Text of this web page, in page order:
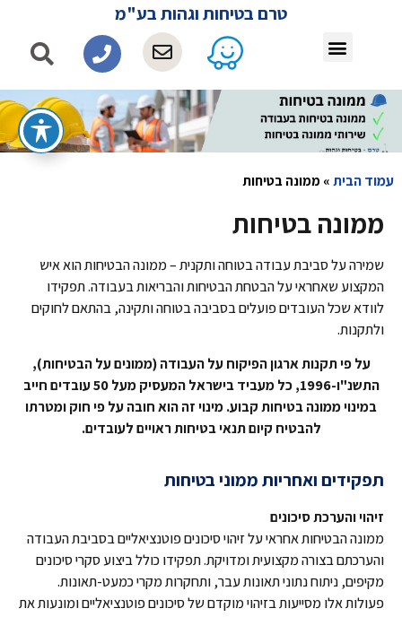
טרם בטיחות וגהות בע"מ
עמוד הבית» ממונה בטיחות
ממונה בטיחות
שמירה על סביבת עבודה בטוחה ותקנית – ממונה הבטיחות הוא איש
המקצוע שאחראי על הבטחת הבטיחות והבריאות בעבודה. תפקידו
לוודא שכל העובדים פועלים בסביבה בטוחה ותקינה, בהתאם לחוקים
ולתקנות.
על פי תקנות ארגון הפיקוח על העבודה (ממונים על הבטיחות),
התשנ"ו-1996, כל מעביד בישראל המעסיק מעל 50 עובדים חייב
במינוי ממונה בטיחות קבוע. מינוי זה הוא חובה על פי חוק ומטרתו
להבטיח קיום תנאי בטיחות ראויים לעובדים.
תפקידים ואחריות ממוני בטיחות
זיהוי והערכת סיכונים
ממונה הבטיחות אחראי על זיהוי סיכונים פוטנציאליים בסביבת העבודה
והערכתם בצורה מקצועית ומדויקת. תפקידו כולל ביצוע סקרי סיכונים
מקיפים, ניתוח נתוני תאונות עבר, ותחקרות מקרי כמעט-תאונות.
פעולות אלו מסייעות בזיהוי מוקדם של סיכונים פוטנציאליים ומונעות את